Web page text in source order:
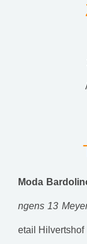
Moda
ngens 13
etail Hilvertshof